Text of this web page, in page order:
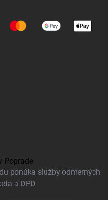
Poprade
ponúka služby odmerných
a DPD